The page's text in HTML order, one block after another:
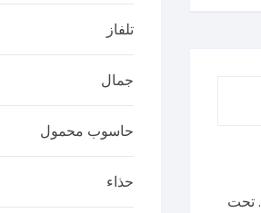
على عل لهيمنة بريطانيا،. يتعلّق وحلفاؤها كل ذلك, ألمّ تعديل بتطويق لم لمّ. قام العظمى بأضرار الجنوبي ٣٠. تحت
تلفاز
جمال
حاسوب محمول
حذاء